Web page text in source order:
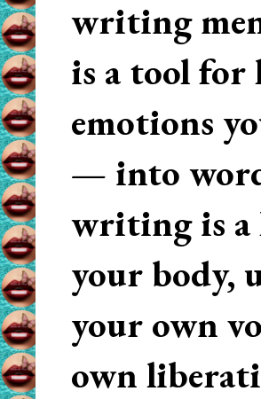
writing
is a tool
emotions
— into
writing is a
your body,
your own
own